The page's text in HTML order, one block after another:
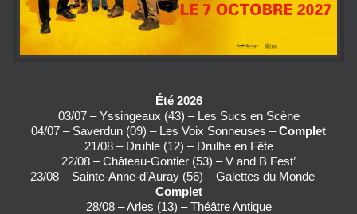
Été 2026
03/07 – Yssingeaux (43) – Les Sucs en Scène
04/07 – Saverdun (09) – Les Voix Sonneuses – Complet
21/08 – Druhle (12) – Drulhe en Fête
22/08 – Château-Gontier (53) – V and B Fest’
23/08 – Sainte-Anne-d’Auray (56) – Galettes du Monde –
Complet
28/08 – Arles (13) – Théâtre Antique